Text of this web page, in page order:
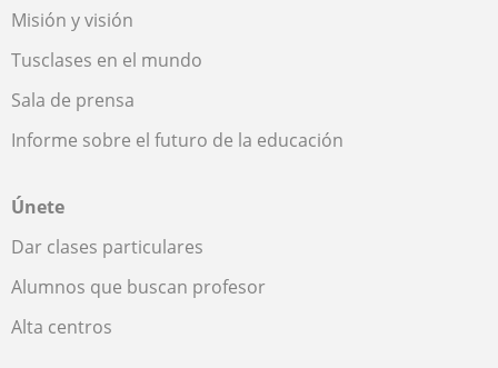
Misión y visión
Tusclases en el mundo
Sala de prensa
Informe sobre el futuro de la educación
Únete
Dar clases particulares
Alumnos que buscan profesor
Alta centros